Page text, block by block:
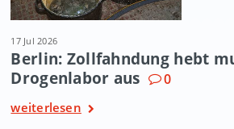
17 Jul 2026
Berlin: Zollfahndung hebt
Drogenlabor aus
0
weiterlesen